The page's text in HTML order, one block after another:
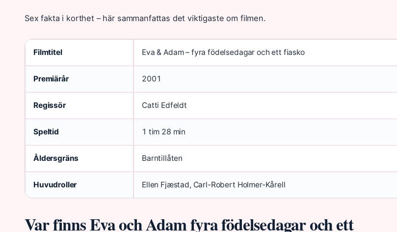
Sex fakta i korthet – här sammanfattas det viktigaste om filmen.
Filmtitel Eva & Adam – fyra födelsedagar och ett fiasko
Premiärår 2001
Regissör Catti Edfeldt
Speltid 1 tim 28 min
Åldersgräns Barntillåten
Huvudroller Ellen Fjæstad, Carl-Robert Holmer-Kårell
Var finns Eva och Adam fyra födelsedagar och ett